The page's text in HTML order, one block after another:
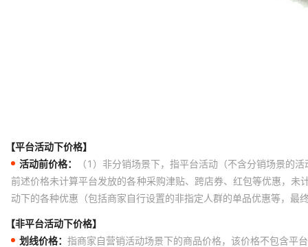
【平台活动下价格】
活动前价格：
（1）非分销场景下，指平台活动（不含分销场景的
前述价格未计算平台发放的各种采购津贴、跨店券、红包等优惠，
动下的各种优惠（包括商家自行设置的非指定人群的单品优惠等，
【非平台活动下价格】
划线价格： 指商家自营销活动场景下的商品价格，该价格不包含平